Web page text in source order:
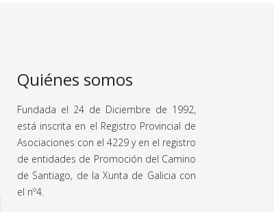
Quiénes somos
Fundada el 24 de Diciembre de 1992,
está inscrita en el Registro Provincial de
Asociaciones con el 4229 y en el registro
de entidades de Promoción del Camino
de Santiago, de la Xunta de Galicia con
el nº4.